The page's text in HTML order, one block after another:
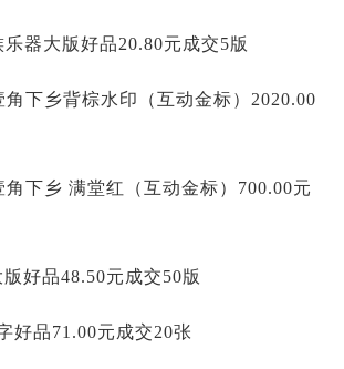
器大版好品20.80元成交5版
角下乡背棕水印（互动金标）2020.00
角下乡 满堂红（互动金标）700.00元
好品48.50元成交50版
好品71.00元成交20张